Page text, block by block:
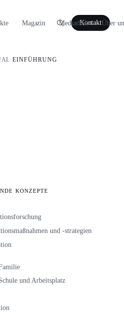
Magazin Mediathek Über
Kontakt
·EINFÜHRUNG
KONZEPTE
und -strategien
und Arbeitsplatz